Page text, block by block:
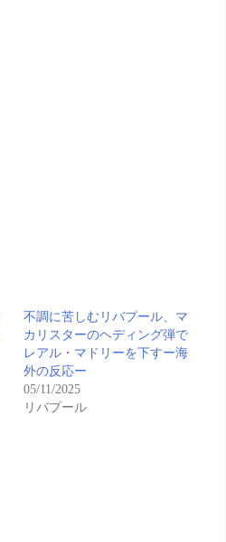
不調に苦しむリバプール、マ
カリスターのヘディング弾で
レアル・マドリーを下すー海
外の反応ー
05/11/2025
リバプール